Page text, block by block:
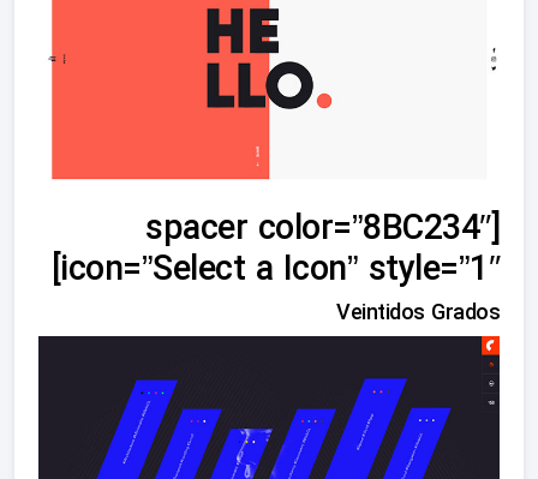
[spacer color=”8BC234″
icon=”Select a Icon” style=”1″]
Veintidos Grados